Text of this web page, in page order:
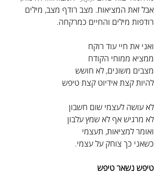
אבל זאת המציאות. מצב רודף מצב, מילים
רודפות מילים והחיים כמרקחה.
ואני את חיי עוד רוקח
ממציא ממוחי הקודח
מצבים משונים, לא חושש
להיות קצת אידיוט קצת טיפש
לא עושה לעצמי שום חשבון
לא מרגיש אף לא שמץ עלבון
ואומר למציאות, תעצמי
כשאני כך צוחק על עצמי.
טיפש נשאר טיפש